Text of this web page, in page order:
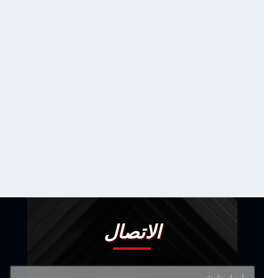
الاتصال